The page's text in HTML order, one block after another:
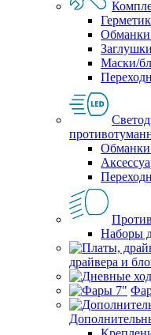
Обманки
Маски/
Обманки
Наборы
драйвера и